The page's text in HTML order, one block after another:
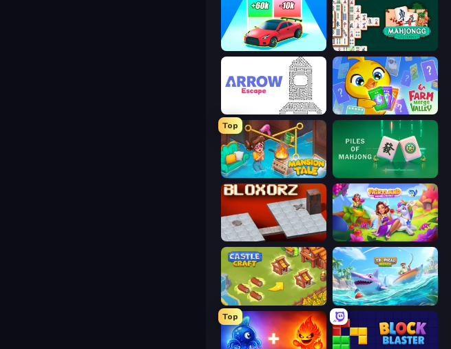
Mahjongg Solitaire
Arrow Escape Farm Merge Valley
Top
Mansion Tale: Merge Secrets Piles of Mahjong
Bloxorz Fairyland Merge & Magic
Castle Craft Tropical Merge
Top